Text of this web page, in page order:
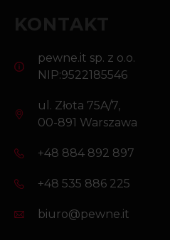
KONTAKT
pewne.it sp. z o.o.
NIP:9522185546
ul. Złota 75A/7,
00-891 Warszawa
+48 884 892 897
+48 535 886 225
biuro@pewne.it